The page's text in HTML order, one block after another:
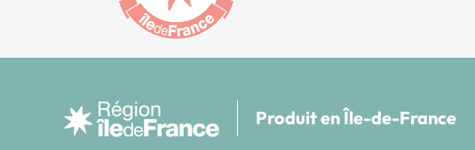
Produit en Île-de-France